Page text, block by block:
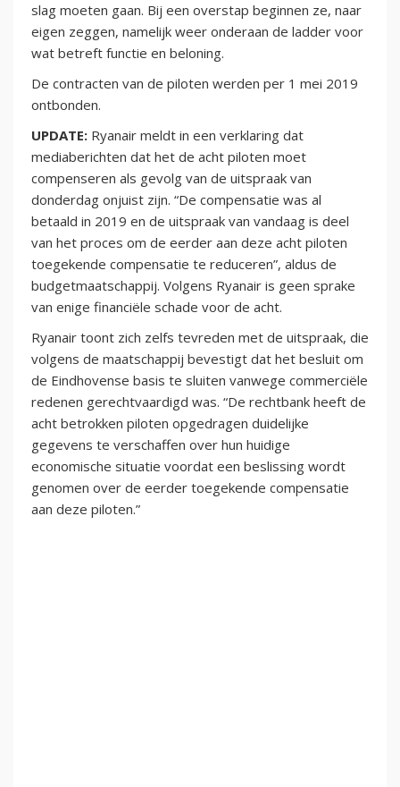
slag moeten gaan. Bij een overstap beginnen ze, naar
eigen zeggen, namelijk weer onderaan de ladder voor
wat betreft functie en beloning.
De contracten van de piloten werden per 1 mei 2019
ontbonden.
UPDATE: Ryanair meldt in een verklaring dat
mediaberichten dat het de acht piloten moet
compenseren als gevolg van de uitspraak van
donderdag onjuist zijn. “De compensatie was al
betaald in 2019 en de uitspraak van vandaag is deel
van het proces om de eerder aan deze acht piloten
toegekende compensatie te reduceren”, aldus de
budgetmaatschappij. Volgens Ryanair is geen sprake
van enige financiële schade voor de acht.
Ryanair toont zich zelfs tevreden met de uitspraak, die
volgens de maatschappij bevestigt dat het besluit om
de Eindhovense basis te sluiten vanwege commerciële
redenen gerechtvaardigd was. “De rechtbank heeft de
acht betrokken piloten opgedragen duidelijke
gegevens te verschaffen over hun huidige
economische situatie voordat een beslissing wordt
genomen over de eerder toegekende compensatie
aan deze piloten.”